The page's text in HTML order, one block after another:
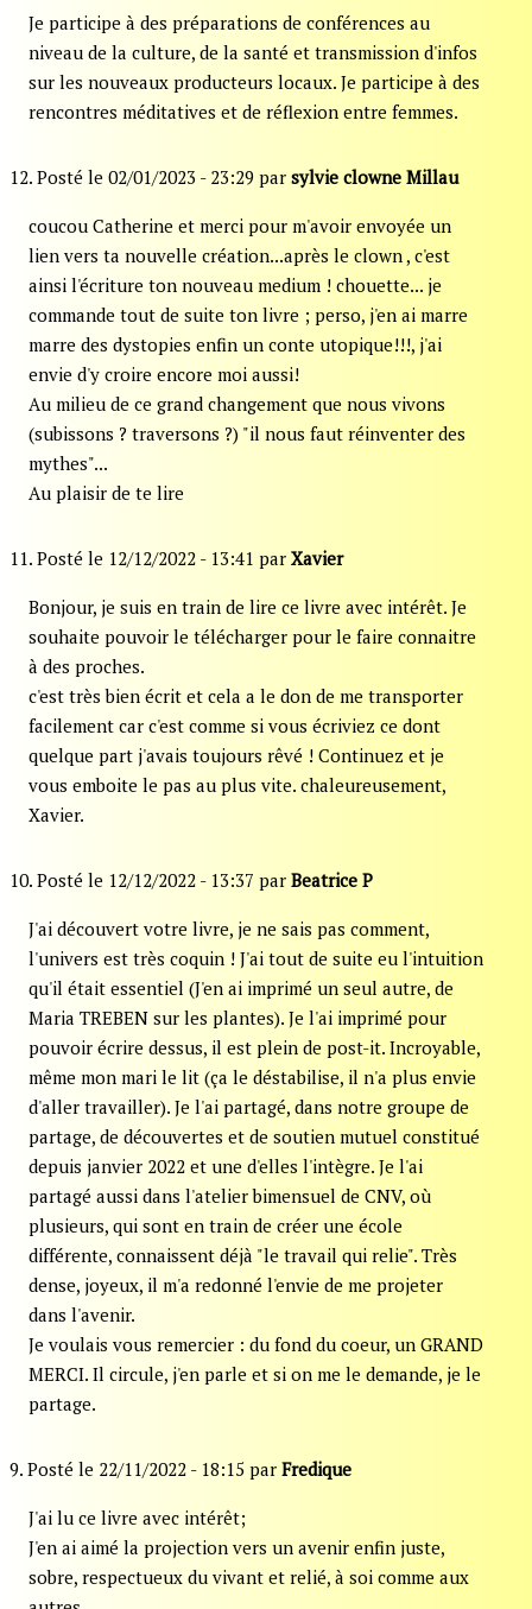
Je participe à des préparations de conférences au
niveau de la culture, de la santé et transmission d'infos
sur les nouveaux producteurs locaux. Je participe à des
rencontres méditatives et de réflexion entre femmes.
12. Posté le 02/01/2023 - 23:29 par sylvie clowne Millau
coucou Catherine et merci pour m'avoir envoyée un
lien vers ta nouvelle création...après le clown , c'est
ainsi l'écriture ton nouveau medium ! chouette... je
commande tout de suite ton livre ; perso, j'en ai marre
marre des dystopies enfin un conte utopique!!!, j'ai
envie d'y croire encore moi aussi!
Au milieu de ce grand changement que nous vivons
(subissons ? traversons ?) "il nous faut réinventer des
mythes"...
Au plaisir de te lire
11. Posté le 12/12/2022 - 13:41 par Xavier
Bonjour, je suis en train de lire ce livre avec intérêt. Je
souhaite pouvoir le télécharger pour le faire connaitre
à des proches.
c'est très bien écrit et cela a le don de me transporter
facilement car c'est comme si vous écriviez ce dont
quelque part j'avais toujours rêvé ! Continuez et je
vous emboite le pas au plus vite. chaleureusement,
Xavier.
10. Posté le 12/12/2022 - 13:37 par Beatrice P
J'ai découvert votre livre, je ne sais pas comment,
l'univers est très coquin ! J'ai tout de suite eu l'intuition
qu'il était essentiel (J'en ai imprimé un seul autre, de
Maria TREBEN sur les plantes). Je l'ai imprimé pour
pouvoir écrire dessus, il est plein de post-it. Incroyable,
même mon mari le lit (ça le déstabilise, il n'a plus envie
d'aller travailler). Je l'ai partagé, dans notre groupe de
partage, de découvertes et de soutien mutuel constitué
depuis janvier 2022 et une d'elles l'intègre. Je l'ai
partagé aussi dans l'atelier bimensuel de CNV, où
plusieurs, qui sont en train de créer une école
différente, connaissent déjà "le travail qui relie". Très
dense, joyeux, il m'a redonné l'envie de me projeter
dans l'avenir.
Je voulais vous remercier : du fond du coeur, un GRAND
MERCI. Il circule, j'en parle et si on me le demande, je le
partage.
9. Posté le 22/11/2022 - 18:15 par Fredique
J'ai lu ce livre avec intérêt;
J'en ai aimé la projection vers un avenir enfin juste,
sobre, respectueux du vivant et relié, à soi comme aux